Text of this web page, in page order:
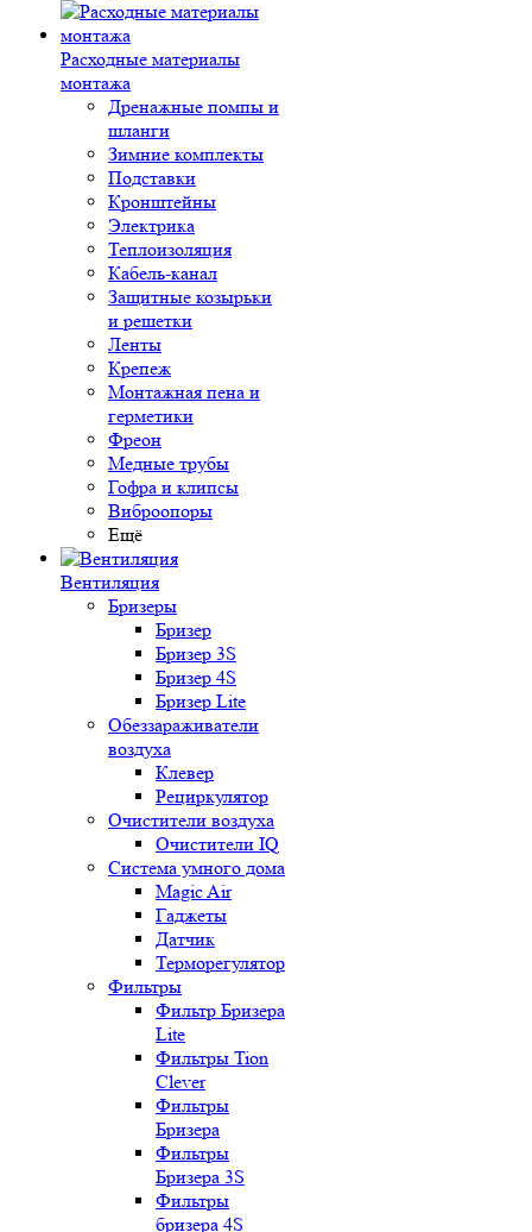
Расходные материалы
монтажа
Дренажные помпы и
шланги
Зимние комплекты
Подставки
Кронштейны
Электрика
Теплоизоляция
Кабель-канал
Защитные козырьки
и решетки
Ленты
Крепеж
Монтажная пена и
герметики
Фреон
Медные трубы
Гофра и клипсы
Виброопоры
Ещё
Вентиляция
Бризеры
Бризер
Бризер 3S
Бризер 4S
Бризер Lite
Обеззараживатели
воздуха
Клевер
Рециркулятор
Очистители воздуха
Очистители IQ
Система умного дома
Magic Air
Гаджеты
Датчик
Терморегулятор
Фильтры
Фильтр Бризера
Lite
Фильтры Tion
Clever
Фильтры
Бризера
Фильтры
Бризера 3S
Фильтры
бризера 4S